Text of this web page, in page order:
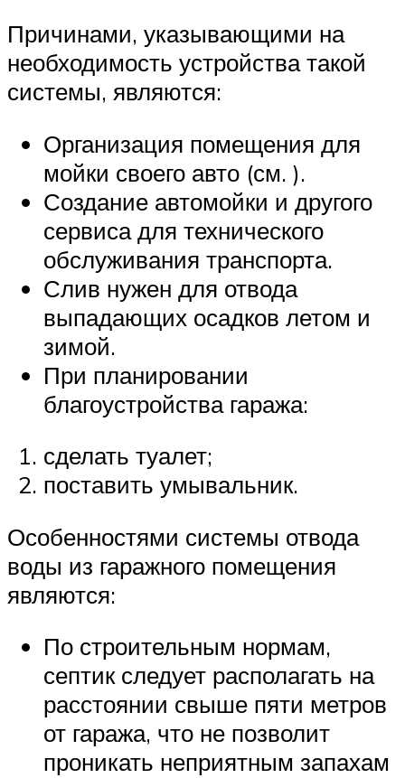
Причинами, указывающими на
необходимость устройства такой
системы, являются:
Организация помещения для
мойки своего авто (см. ).
Создание автомойки и другого
сервиса для технического
обслуживания транспорта.
Слив нужен для отвода
выпадающих осадков летом и
зимой.
При планировании
благоустройства гаража:
сделать туалет;
поставить умывальник.
Особенностями системы отвода
воды из гаражного помещения
являются:
По строительным нормам,
септик следует располагать на
расстоянии свыше пяти метров
от гаража, что не позволит
проникать неприятным запахам